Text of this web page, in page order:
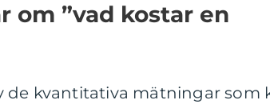
om ”vad kostar en
de kvantitativa mätningar som